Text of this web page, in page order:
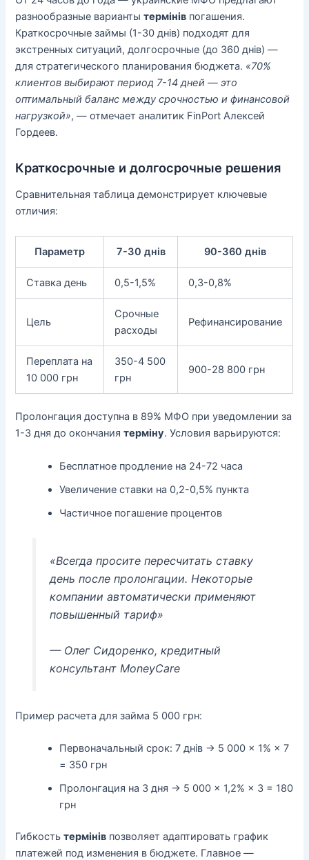
разнообразные вариантытермінів погашения.
Краткосрочные займы (1-30 днів) подходят для
экстренных ситуаций, долгосрочные (до 360 днів) —
для стратегического планирования бюджета. «70%
клиентов выбирают период 7-14 дней — это
оптимальный баланс между срочностью и финансовой
нагрузкой», — отмечает аналитик FinPort Алексей
Гордеев.
Краткосрочные и долгосрочные решения
Сравнительная таблица демонстрирует ключевые
отличия:
Параметр 7-30 днів 90-360 днів
Ставка день 0,5-1,5% 0,3-0,8%
Цель
Срочные
расходы
Рефинансирование
Переплата на
10 000 грн
350-4 500
грн
900-28 800 грн
Пролонгация доступна в 89% МФО при уведомлении за
1-3 дня до окончаниятерміну. Условия варьируются:
Бесплатное продление на 24-72 часа
Увеличение ставки на 0,2-0,5% пункта
Частичное погашение процентов
«Всегда просите пересчитать ставку
день после пролонгации. Некоторые
компании автоматически применяют
повышенный тариф»
— Олег Сидоренко, кредитный
консультант MoneyCare
Пример расчета для займа 5 000 грн:
Первоначальный срок: 7 днів → 5 000 × 1% × 7
= 350 грн
Пролонгация на 3 дня → 5 000 × 1,2% × 3 = 180
грн
Гибкостьтермінів позволяет адаптировать график
платежей под изменения в бюджете. Главное —